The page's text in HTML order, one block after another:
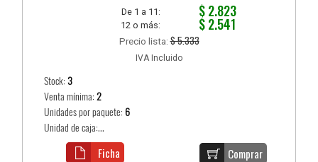
De 1 a 11: $ 2.823
12 o más: $ 2.541
Precio lista:$ 5.333
IVA Incluido
Stock:3
Venta mínima:2
Unidades por paquete: 6
Unidad de caja:...
Comprar
Ficha